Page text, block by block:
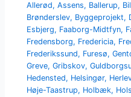
Allerød,Assens, Ballerup,
Brønderslev, Byggeprojekt,
Esbjerg, Faaborg-Midtfyn,
Fredensborg, Fredericia,
Frederikssund, Furesø,
Greve,Gribskov,
Hedensted, Helsingør,
Høje-Taastrup, Holbæk,